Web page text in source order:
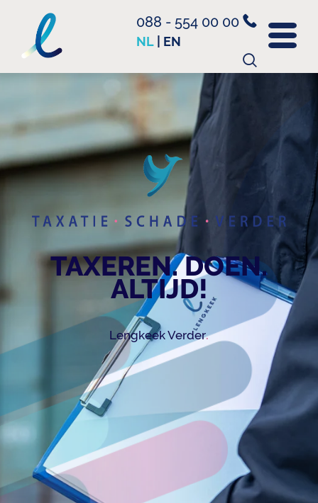
088 - 554 00 00
NL EN
Zoeken
naar:
TAXEREN. DOEN.
ALTIJD!
Lengkeek Verder.